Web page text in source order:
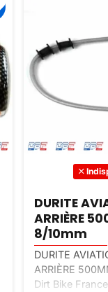
DURITE
ARRIÈRE
8/10mm
DURITE
ARRIÈRE
Dirt Bike